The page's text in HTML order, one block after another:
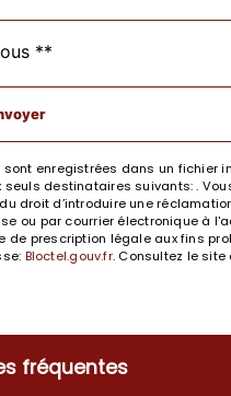
**
enregistrées dans un
destinataires suivants: .
d’introduire une
ou par courrier électronique à
prescription légale aux fins
Bloctel.gouv.fr. Consultez le site
fréquentes